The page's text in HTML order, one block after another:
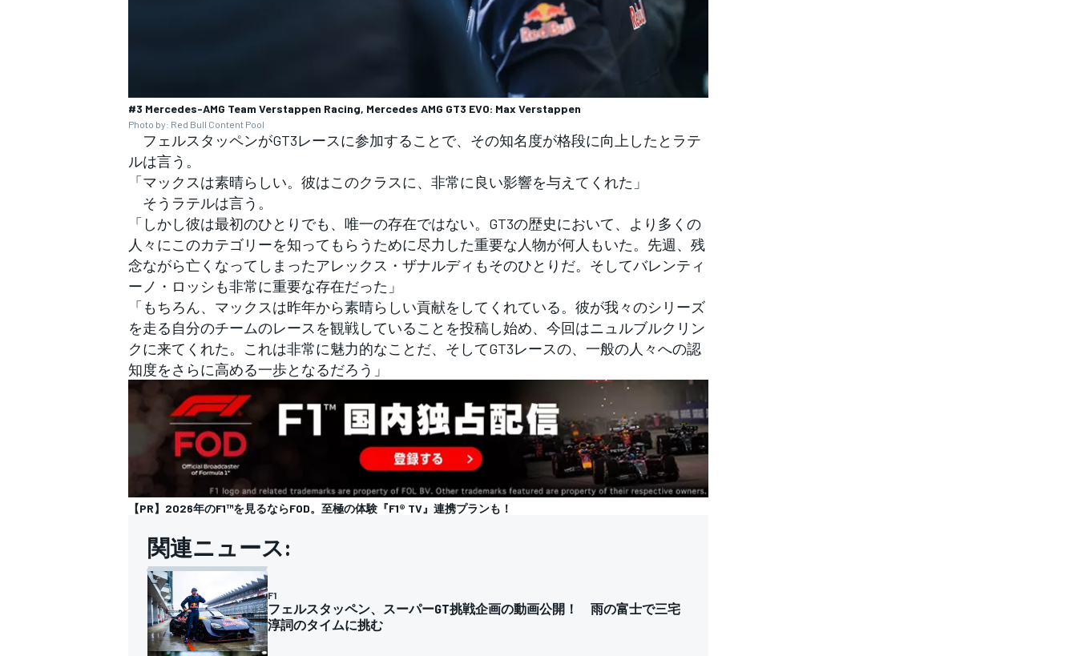
#3 Mercedes-AMG Team Verstappen Racing, Mercedes AMG GT3 EVO: Max Verstappen
Photo by: Red Bull Content Pool
フェルスタッペンがGT3レースに参加することで、その知名度が格段に向上したとラテ
ルは言う。
「マックスは素晴らしい。彼はこのクラスに、非常に良い影響を与えてくれた」
そうラテルは言う。
「しかし彼は最初のひとりでも、唯一の存在ではない。GT3の歴史において、より多くの
人々にこのカテゴリーを知ってもらうために尽力した重要な人物が何人もいた。先週、残
念ながら亡くなってしまったアレックス・ザナルディもそのひとりだ。そしてバレンティ
ーノ・ロッシも非常に重要な存在だった」
「もちろん、マックスは昨年から素晴らしい貢献をしてくれている。彼が我々のシリーズ
を走る自分のチームのレースを観戦していることを投稿し始め、今回はニュルブルクリン
クに来てくれた。これは非常に魅力的なことだ、そしてGT3レースの、一般の人々への認
知度をさらに高める一歩となるだろう」
【PR】2026年のF1™︎を見るならFOD。至極の体験『F1® TV』連携プランも！
関連ニュース:
F1
フェルスタッペン、スーパーGT挑戦企画の動画公開！ 雨の富士で三宅
淳詞のタイムに挑む